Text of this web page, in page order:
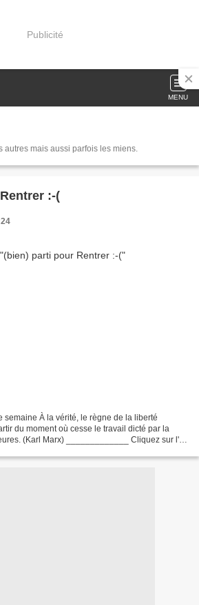
Publicité
MENU
autres mais aussi parfois les miens.
:-(
semaine À la vérité, le règne de la liberté
du moment où cesse le travail dicté par la
(Karl Marx) _____________ Cliquez sur l'